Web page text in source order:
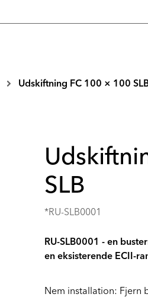
Udskiftning FC 100 × 100
SLB
*RU-SLB0001
RU-SLB0001 - en
en eksisterende ECII-
Nem installation: Fjern